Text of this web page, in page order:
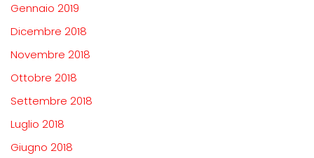
Gennaio 2019
Dicembre 2018
Novembre 2018
Ottobre 2018
Settembre 2018
Luglio 2018
Giugno 2018